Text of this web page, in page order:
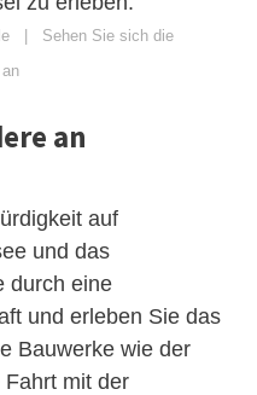
| Sehen Sie sich die
an
auf
und das
durch eine
und erleben Sie das
Bauwerke wie der
mit der